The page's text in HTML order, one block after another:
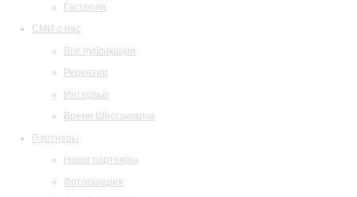
Гастроли
СМИ о нас
Все публикации
Рецензии
Интервью
Время Шостаковича
Партнеры
Наши партнеры
Фотогалерея